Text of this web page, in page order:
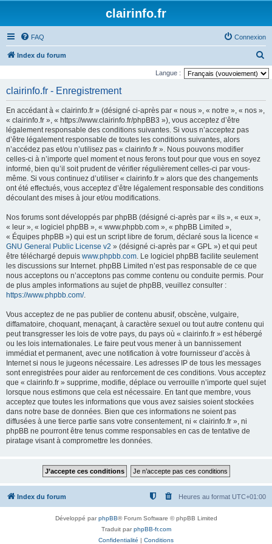
clairinfo.fr
FAQ Connexion
Index du forum
e
Langue :
clairinfo.fr - Enregistrement
En accédant à « clairinfo.fr » (désigné ci-après par « nous », « notre », « nos »,
« clairinfo.fr », « https://www.clairinfo.fr/phpBB3 »), vous acceptez d’être
légalement responsable des conditions suivantes. Si vous n’acceptez pas
d’être légalement responsable de toutes les conditions suivantes, alors
n’accédez pas et/ou n’utilisez pas « clairinfo.fr ». Nous pouvons modifier
celles-ci à n’importe quel moment et nous ferons tout pour que vous en soyez
informé, bien qu’il soit prudent de vérifier régulièrement celles-ci par vous-
même. Si vous continuez d’utiliser « clairinfo.fr » alors que des changements
ont été effectués, vous acceptez d’être légalement responsable des conditions
découlant des mises à jour et/ou modifications.
Nos forums sont développés par phpBB (désigné ci-après par « ils », « eux »,
« leur », « logiciel phpBB », « www.phpbb.com », « phpBB Limited »,
« Équipes phpBB ») qui est un script libre de forum, déclaré sous la licence «
GNU General Public License v2 » (désigné ci-après par « GPL ») et qui peut
être téléchargé depuis www.phpbb.com. Le logiciel phpBB facilite seulement
les discussions sur Internet. phpBB Limited n’est pas responsable de ce que
nous acceptons ou n’acceptons pas comme contenu ou conduite permis. Pour
de plus amples informations au sujet de phpBB, veuillez consulter :
https://www.phpbb.com/.
Vous acceptez de ne pas publier de contenu abusif, obscène, vulgaire,
diffamatoire, choquant, menaçant, à caractère sexuel ou tout autre contenu qui
peut transgresser les lois de votre pays, du pays où « clairinfo.fr » est hébergé
ou les lois internationales. Le faire peut vous mener à un bannissement
immédiat et permanent, avec une notification à votre fournisseur d’accès à
Internet si nous le jugeons nécessaire. Les adresses IP de tous les messages
sont enregistrées pour aider au renforcement de ces conditions. Vous acceptez
que « clairinfo.fr » supprime, modifie, déplace ou verrouille n’importe quel sujet
lorsque nous estimons que cela est nécessaire. En tant que membre, vous
acceptez que toutes les informations que vous avez saisies soient stockées
dans notre base de données. Bien que ces informations ne soient pas
diffusées à une tierce partie sans votre consentement, ni « clairinfo.fr », ni
phpBB ne pourront être tenus comme responsables en cas de tentative de
piratage visant à compromettre les données.
Index du forum Heures au format UTC+01:00
Développé parphpBB® Forum Software © phpBB Limited
Traduit parphpBB-fr.com
Confidentialité | Conditions